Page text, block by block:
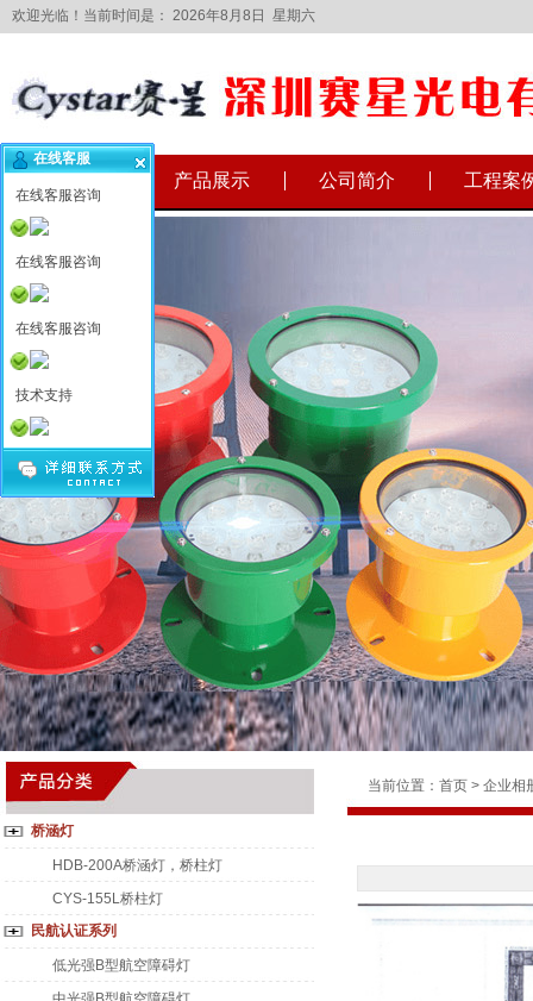
欢迎光临！当前时间是： 2026年8月8日 星期六
网站首页 产品展示 公司简介 工程案
桥涵灯
HDB-200A桥涵灯，桥柱灯
CYS-155L桥柱灯
民航认证系列
低光强B型航空障碍灯
当前位置： 首页 > 企业相
在线客服
在线客服咨询
在线客服咨询
在线客服咨询
技术支持